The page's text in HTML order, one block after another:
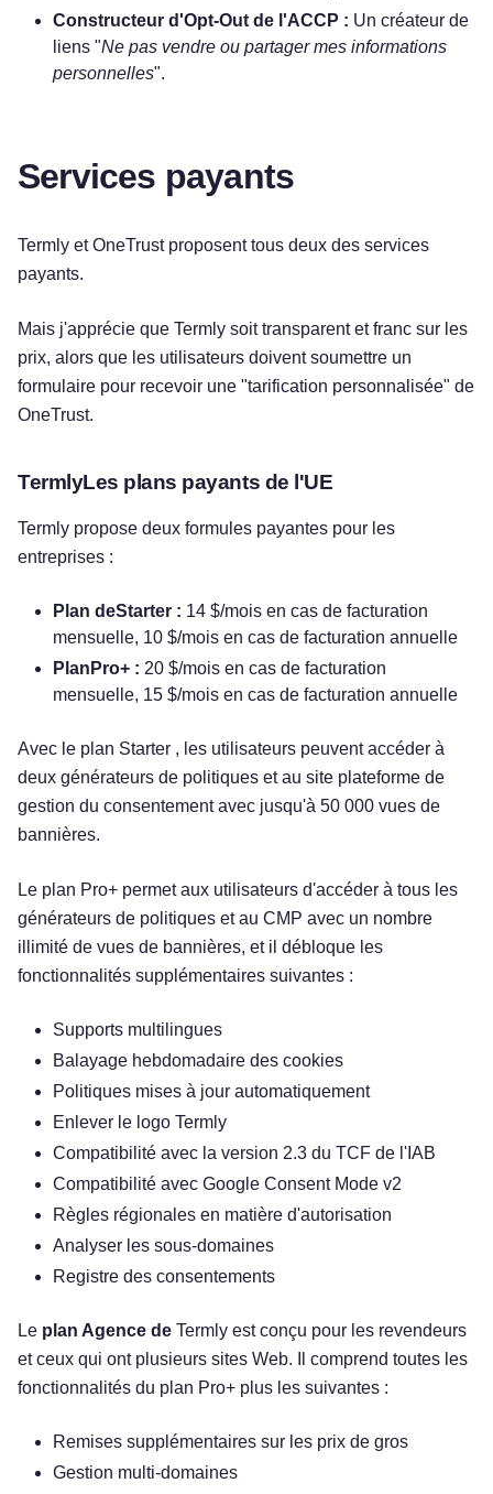
Constructeur d'Opt-Out de l'ACCP : Un créateur de
liens "Ne pas vendre ou partager mes informations
personnelles".
Services payants
Termly et OneTrust proposent tous deux des services
payants.
Mais j'apprécie que Termly soit transparent et franc sur les
prix, alors que les utilisateurs doivent soumettre un
formulaire pour recevoir une "tarification personnalisée" de
OneTrust.
TermlyLes plans payants de l'UE
Termly propose deux formules payantes pour les
entreprises :
Plan deStarter : 14 $/mois en cas de facturation
mensuelle, 10 $/mois en cas de facturation annuelle
PlanPro+ : 20 $/mois en cas de facturation
mensuelle, 15 $/mois en cas de facturation annuelle
Avec le plan Starter , les utilisateurs peuvent accéder à
deux générateurs de politiques et au site plateforme de
gestion du consentement avec jusqu'à 50 000 vues de
bannières.
Le plan Pro+ permet aux utilisateurs d'accéder à tous les
générateurs de politiques et au CMP avec un nombre
illimité de vues de bannières, et il débloque les
fonctionnalités supplémentaires suivantes :
Supports multilingues
Balayage hebdomadaire des cookies
Politiques mises à jour automatiquement
Enlever le logo Termly
Compatibilité avec la version 2.3 du TCF de l'IAB
Compatibilité avec Google Consent Mode v2
Règles régionales en matière d'autorisation
Analyser les sous-domaines
Registre des consentements
Le plan Agence de Termly est conçu pour les revendeurs
et ceux qui ont plusieurs sites Web. Il comprend toutes les
fonctionnalités du plan Pro+ plus les suivantes :
Remises supplémentaires sur les prix de gros
Gestion multi-domaines